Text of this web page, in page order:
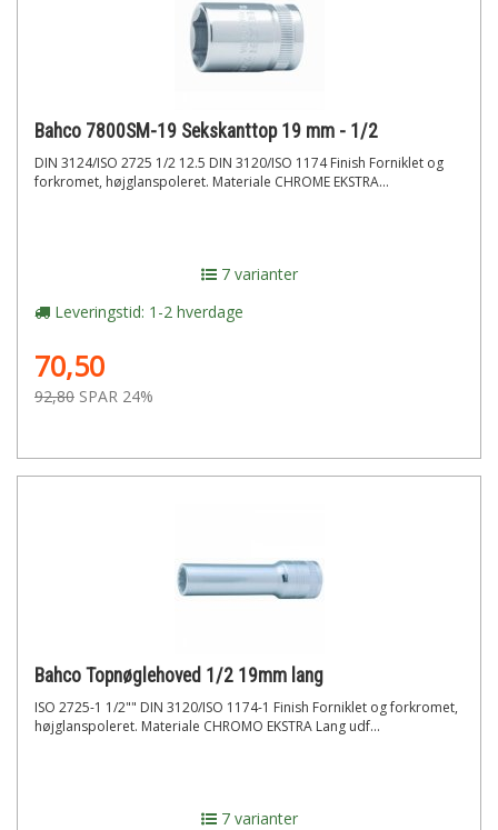
Bahco 7800SM-19 Sekskanttop 19 mm - 1/2
DIN 3124/ISO 2725 1/2 12.5 DIN 3120/ISO 1174 Finish Forniklet og
forkromet, højglanspoleret. Materiale CHROME EKSTRA...
7 varianter
Leveringstid: 1-2 hverdage
70,50
92,80 SPAR 24%
Bahco Topnøglehoved 1/2 19mm lang
ISO 2725-1 1/2"" DIN 3120/ISO 1174-1 Finish Forniklet og forkromet,
højglanspoleret. Materiale CHROMO EKSTRA Lang udf...
7 varianter